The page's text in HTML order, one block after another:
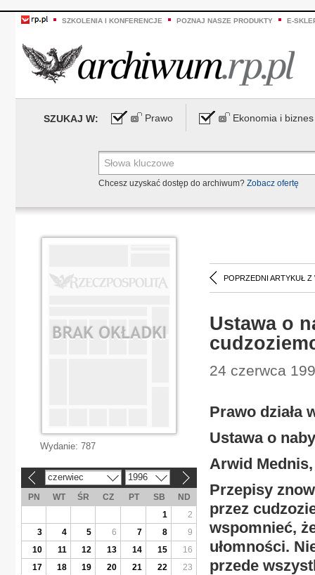
SZKOLENIA I KONFERENCJE POZNAJ NASZE PRODUKTY E-
SZUKAJ W: Prawo Ekonomia i biznes
Chcesz uzyskać dostęp do archiwum? Zobacz ofertę
POPRZEDNI ARTYKUŁ Z
Ustawa o
24 czerwca
Prawo działa
Ustawa o
Arwid
Przepisy
przez
wspomnieć,
ułomności.
przede
Wydanie: 787
czerwiec 1996
PN WT ŚR CZ PT SB
ND
1
2
3
4 5 6 7 8
9
10
11 12 13 14 15
16
17
18 19 20 21 22
23